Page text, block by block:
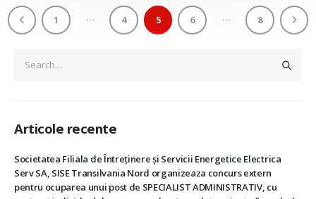
1 … 4 5 6 … 8
Articole recente
Societatea Filiala de Întreţinere şi Servicii Energetice Electrica
Serv SA, SISE Transilvania Nord organizeaza concurs extern
pentru ocuparea unui post de SPECIALIST ADMINISTRATIV, cu